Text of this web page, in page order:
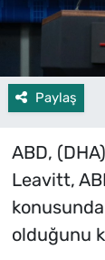
Paylaş
ABD,
Leavitt,
olduğunu